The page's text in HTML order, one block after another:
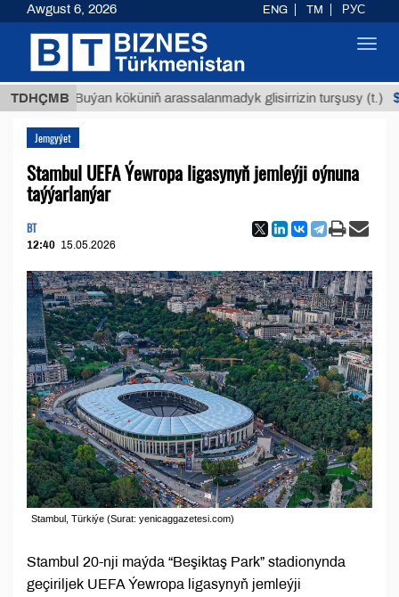
TDHÇMB
Buýan köküniň arassalanmadyk glisirrizin turşusy (t.)
Jemgyýet
Stambul UEFA Ýewropa ligasynyň jemleýji oýnuna
taýýarlanýar
BT
12:40 15.05.2026
Stambul, Türkiýe (Surat: yenicaggazetesi.com)
Stambul 20-nji maýda “Beşiktaş Park” stadionynda
geçiriljek UEFA Ýewropa ligasynyň jemleýji
Awgust 6, 2026 ENG TM РУС